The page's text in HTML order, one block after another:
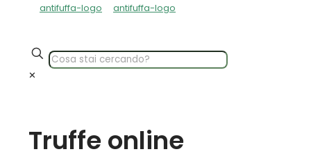
✕
Truffe online